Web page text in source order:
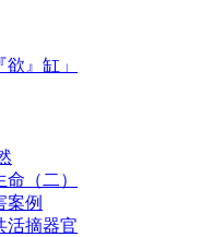
』缸」
（二）
案例
活摘器官